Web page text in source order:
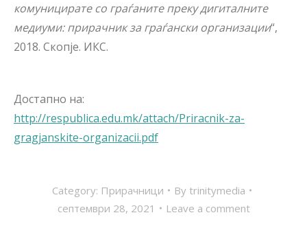
комуницирате со граѓаните преку дигиталните
медиуми: прирачник за граѓански организации“,
2018. Скопје. ИКС.
Достапно на:
http://respublica.edu.mk/attach/Priracnik-za-
gragjanskite-organizacii.pdf
Category: Прирачници By trinitymedia
септември 28, 2021
Leave a comment